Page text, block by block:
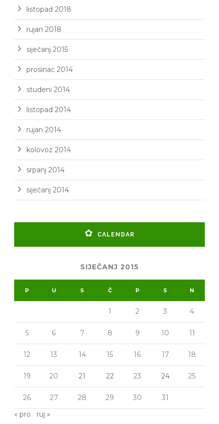
listopad 2018
rujan 2018
siječanj 2015
prosinac 2014
studeni 2014
listopad 2014
rujan 2014
kolovoz 2014
srpanj 2014
siječanj 2014
CALENDAR
SIJEČANJ 2015
P U S Č P S N
1 2 3 4
5 6 7 8 9 10 11
12 13 14 15 16 17 18
19 20 21 22 23 24 25
26 27 28 29 30
31
« pro
ruj »